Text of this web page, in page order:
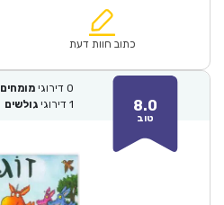
₪61.00.
הוא:
כתוב חוות דעת
8.0
טוב
0 דירוגי מומחים
1 דירוגי גולשים